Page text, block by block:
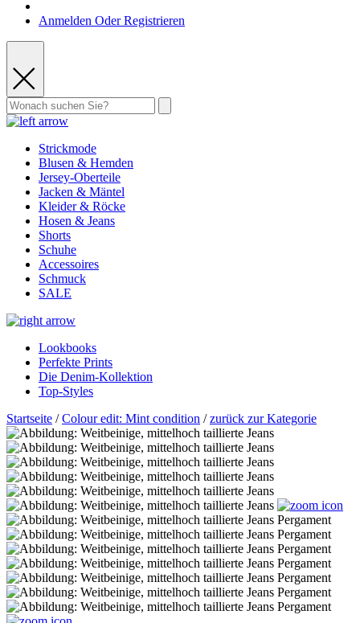
Anmelden Oder Registrieren
Strickmode
Blusen & Hemden
Jersey-Oberteile
Jacken & Mäntel
Kleider & Röcke
Hosen & Jeans
Shorts
Schuhe
Accessoires
Schmuck
SALE
Lookbooks
Perfekte Prints
Die Denim-Kollektion
Top-Styles
Startseite /Colour edit: Mint condition /zurück zur Kategorie